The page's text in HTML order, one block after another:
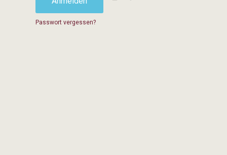
Passwort vergessen?